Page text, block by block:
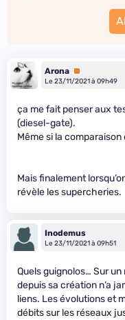
Arona Premium
Le 23/11/2021 à 09h49
ça me fait penser aux
(diesel-gate).
Même si la
Mais finalement
révèle les supercheries.
Inodemus
Le 23/11/2021 à 09h51
Quels guignolos… Sur
depuis sa création n’a
liens. Les évolutions et
débits sur les réseaux